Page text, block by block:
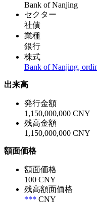
Bank of Nanjing
セクター
社債
業種
銀行
株式
Bank of Nanjing,
出来高
発行金額
1,150,000,000 CNY
残高金額
1,150,000,000 CNY
額面価格
額面価格
100 CNY
残高額面価格
*** CNY